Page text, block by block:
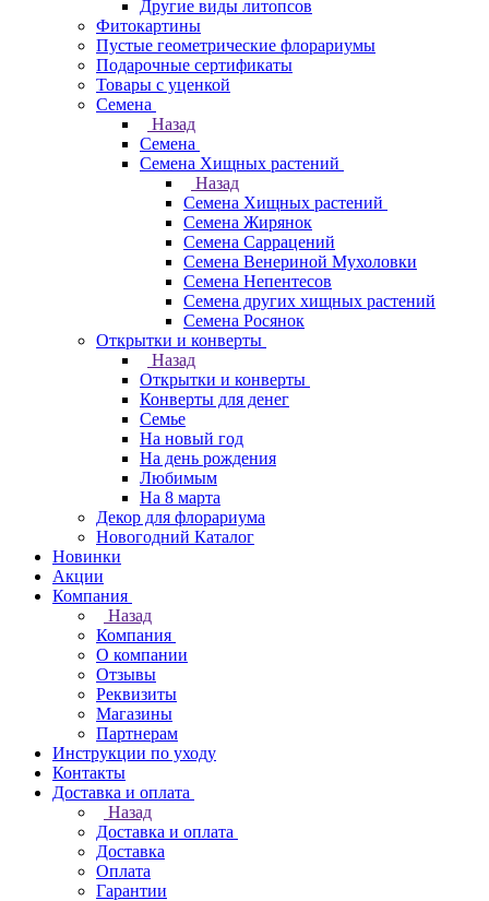
Другие виды литопсов
Фитокартины
Пустые геометрические флорариумы
Подарочные сертификаты
Товары с уценкой
Семена
Назад
Семена
Семена Хищных растений
Назад
Семена Хищных растений
Семена Жирянок
Семена Саррацений
Семена Венериной Мухоловки
Семена Непентесов
Семена других хищных растений
Семена Росянок
Открытки и конверты
Назад
Открытки и конверты
Конверты для денег
Семье
На новый год
На день рождения
Любимым
На 8 марта
Декор для флорариума
Новогодний Каталог
Новинки
Акции
Компания
Назад
Компания
О компании
Отзывы
Реквизиты
Магазины
Партнерам
Инструкции по уходу
Контакты
Доставка и оплата
Назад
Доставка и оплата
Доставка
Оплата
Гарантии